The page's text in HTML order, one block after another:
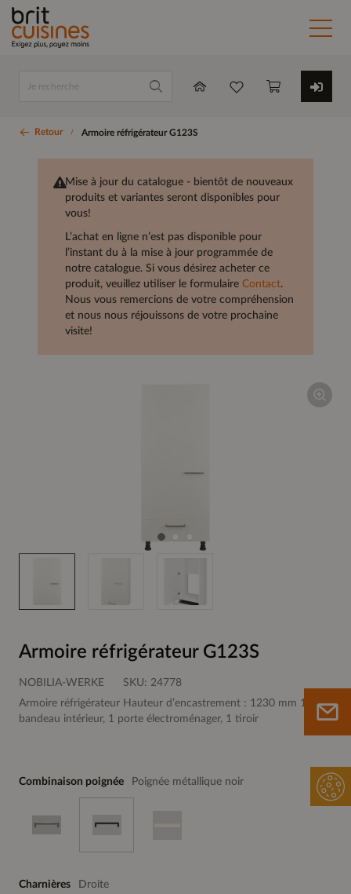
Retour Armoire réfrigérateur G123S
Mise à jour du catalogue - bientôt de nouveaux
produits et variantes seront disponibles pour
vous!
L’achat en ligne n’est pas disponible pour
l’instant du à la mise à jour programmée de
notre catalogue. Si vous désirez acheter ce
produit, veuillez utiliser le formulaire Contact.
Nous vous remercions de votre compréhension
et nous nous réjouissons de votre prochaine
visite!
Armoire réfrigérateur G123S
NOBILIA-WERKE SKU: 24778
Armoire réfrigérateur Hauteur d’encastrement : 1230 mm 1
bandeau intérieur, 1 porte électroménager, 1 tiroir
Combinaison poignée Poignée métallique noir
Charnières Droite